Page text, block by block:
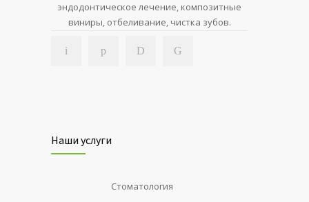
эндодонтическое лечение, композитные
виниры, отбеливание, чистка зубов.
Наши услуги
Стоматология